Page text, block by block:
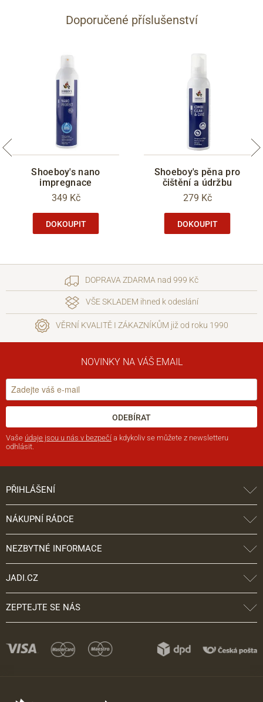
Doporučené příslušenství
Shoeboy's nano
impregnace
349 Kč
DOKOUPIT
Shoeboy's pěna pro
čištění a údržbu
279 Kč
DOKOUPIT
DOPRAVA ZDARMA nad 999 Kč
VŠE SKLADEM ihned k odeslání
VĚRNÍ KVALITĚ I ZÁKAZNÍKŮM již od roku 1990
NOVINKY NA VÁŠ EMAIL
ODEBÍRAT
Vaše údaje jsou u nás v bezpečí a kdykoliv se můžete z newsletteru
odhlásit.
PŘIHLÁŠENÍ
NÁKUPNÍ RÁDCE
NEZBYTNÉ INFORMACE
JADI.CZ
ZEPTEJTE SE NÁS